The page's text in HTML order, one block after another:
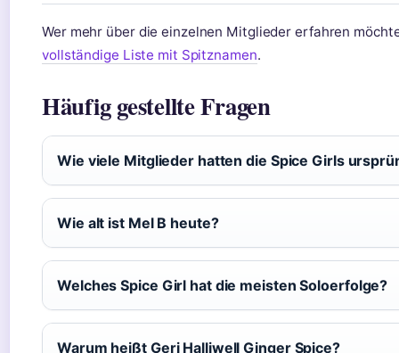
Wer mehr über die einzelnen Mitglieder erfahren
vollständige Liste mit Spitznamen.
Häufig gestellte Fragen
Wie viele Mitglieder hatten die Spice Girls
Wie alt ist Mel B heute?
Welches Spice Girl hat die meisten Soloerfolge?
Warum heißt Geri Halliwell Ginger Spice?